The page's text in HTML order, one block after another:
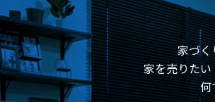
家づく
家を売りた
何